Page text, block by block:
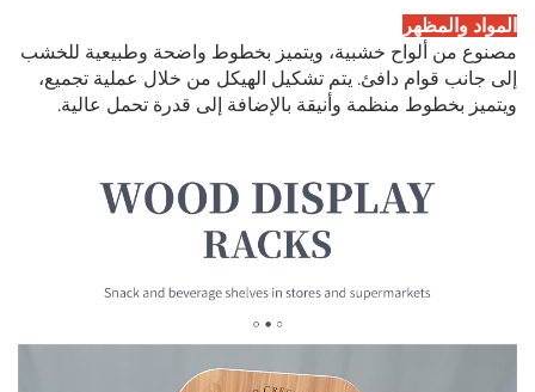
المواد والمظهر
مصنوع من ألواح خشبية، ويتميز بخطوط واضحة وطبيعية للخشب
إلى جانب قوام دافئ. يتم تشكيل الهيكل من خلال عملية تجميع،
ويتميز بخطوط منظمة وأنيقة بالإضافة إلى قدرة تحمل عالية.